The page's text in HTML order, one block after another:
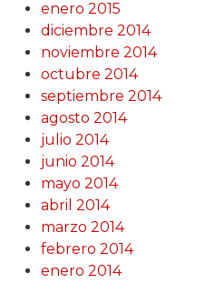
enero 2015
diciembre 2014
noviembre 2014
octubre 2014
septiembre 2014
agosto 2014
julio 2014
junio 2014
mayo 2014
abril 2014
marzo 2014
febrero 2014
enero 2014